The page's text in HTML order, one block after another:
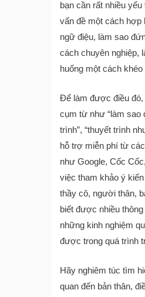
bạn cần rất nhiều
vấn đề một cách hợp
ngữ điệu, làm sao
cách chuyên nghiệp,
huống một cách
Để làm được điều
cụm từ như “làm sao
trình”, “thuyết trình
hỗ trợ miễn phí từ
như Google, Cốc
việc tham khảo ý
thầy cô, người thân,
biết được nhiều
những kinh nghiệm
được trong quá trình
Hãy nghiêm túc tìm
quan đến bản thân,